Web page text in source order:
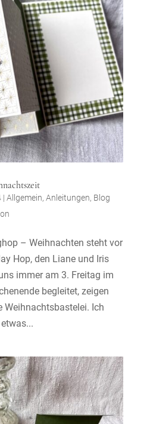
| Allgemein, Anleitungen, Blog
– Weihnachten steht vor
Hop, den Liane und Iris
immer am 3. Freitag im
begleitet, zeigen
Weihnachtsbastelei. Ich